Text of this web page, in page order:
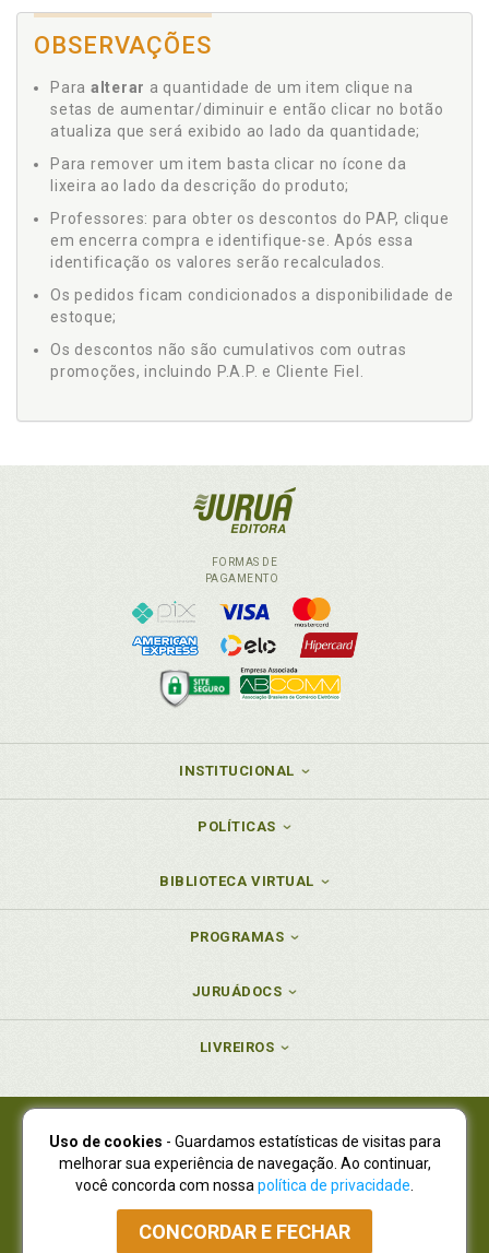
OBSERVAÇÕES
Para alterar a quantidade de um item clique na
setas de aumentar/diminuir e então clicar no botão
atualiza que será exibido ao lado da quantidade;
Para remover um item basta clicar no ícone da
lixeira ao lado da descrição do produto;
Professores: para obter os descontos do PAP, clique
em encerra compra e identifique-se. Após essa
identificação os valores serão recalculados.
Os pedidos ficam condicionados a disponibilidade de
estoque;
Os descontos não são cumulativos com outras
promoções, incluindo P.A.P. e Cliente Fiel.
FORMAS DE
PAGAMENTO
INSTITUCIONAL
POLÍTICAS
BIBLIOTECA VIRTUAL
PROGRAMAS
JURUÁDOCS
LIVREIROS
Juruá Editora Ltda., CNPJ 77.535.508/0001-19
Juruá Informática Ltda., CNPJ 01.701.561/0001-80
NOVO ENDEREÇO:R. Flávio Dallegrave, 7665, São Lourenço |
Curitiba - Paraná - CEP 82210-310
Atendimento: (41) 4009-3900|Vendas Atacado: (41) 4009-3939
Uso de cookies - Guardamos estatísticas de visitas para
melhorar sua experiência de navegação. Ao continuar,
você concorda com nossa política de privacidade
CONCORDAR E FECHAR